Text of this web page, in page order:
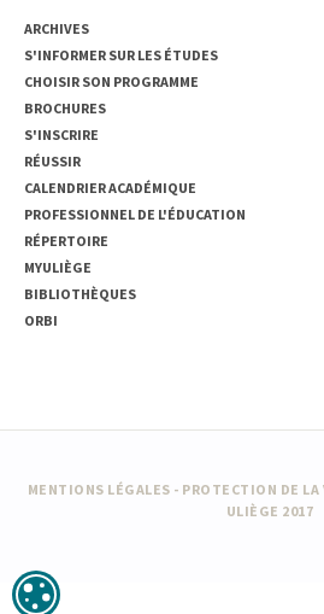
ARCHIVES
S'INFORMER SUR LES ÉTUDES
CHOISIR SON PROGRAMME
BROCHURES
S'INSCRIRE
RÉUSSIR
CALENDRIER ACADÉMIQUE
PROFESSIONNEL DE L'ÉDUCATION
RÉPERTOIRE
MYULIÈGE
BIBLIOTHÈQUES
ORBI
MENTIONS LÉGALES - PROTECTION DE LA
ULIÈGE 2017